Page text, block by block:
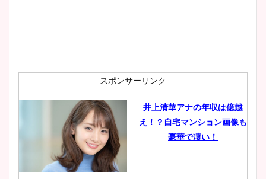
スポンサーリンク
井上清華アナの年収は億越
え！？自宅マンション画像も
豪華で凄い！